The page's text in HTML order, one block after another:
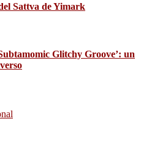
Sattva de Yimark
Glitchy Groove’: un